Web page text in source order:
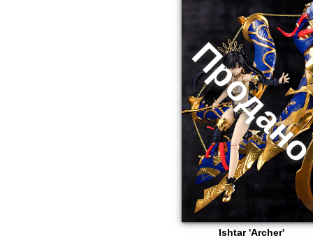
Ishtar 'Archer'